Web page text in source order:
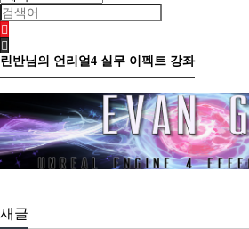
린반님의 언리얼4 실무 이펙트 강좌
새글